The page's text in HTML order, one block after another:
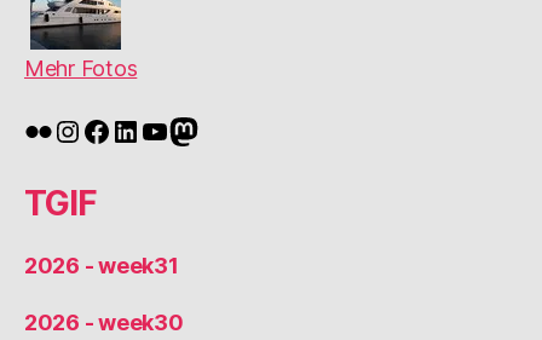
Mehr Fotos
Flickr
Instagram
Facebook
LinkedIn
YouTube
Mastodon
TGIF
2026 - week31
2026 - week30